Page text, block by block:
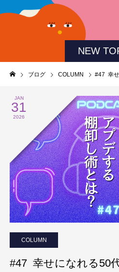
NEW
ブログ COLUMN #47 幸せになれる
JAN
31
2026
COLUMN
#47 幸せになれる50